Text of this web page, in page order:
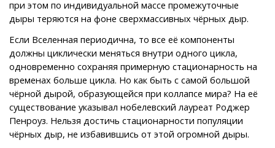
при этом по индивидуальной массе промежуточные
дыры теряются на фоне сверхмассивных чёрных дыр.
Если Вселенная периодична, то все её компоненты
должны циклически меняться внутри одного цикла,
одновременно сохраняя примерную стационарность на
временах больше цикла. Но как быть с самой большой
чёрной дырой, образующейся при коллапсе мира? На её
существование указывал нобелевский лауреат Роджер
Пенроуз. Нельзя достичь стационарности популяции
чёрных дыр, не избавившись от этой огромной дыры.